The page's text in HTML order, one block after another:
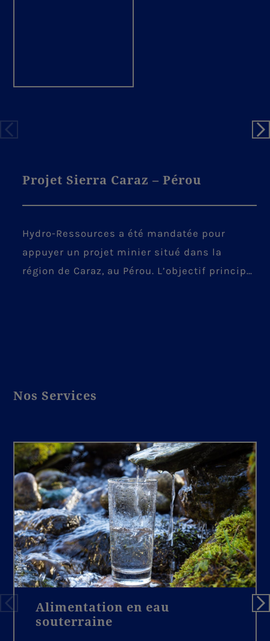
Projet Sierra Caraz – Pérou
Hydro-Ressources a été mandatée pour
appuyer un projet minier situé dans la
région de Caraz, au Pérou. L’objectif principal
d’interprétations structurales, afin
opérations minières. Ces travaux fournissent
au client une base solide pour le
développement futur de la mine et pour une
gestion proactive de l’eau en contexte andin.
Nos Services
Alimentation en eau
souterraine